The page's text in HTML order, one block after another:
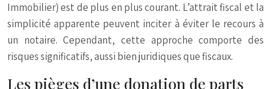
Immobilier) est de plus en plus courant. L’attrait fiscal et la
simplicité apparente peuvent inciter à éviter le recours à
un notaire. Cependant, cette approche comporte des
risques significatifs, aussi bien juridiques que fiscaux.
Les pièges d’une donation de parts